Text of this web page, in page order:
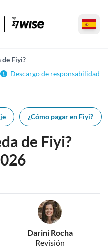
de Fiyi?
Descargo de responsabilidad
¿Cómo pagar en Fiyi?
de Fiyi?
Darini Rocha
Revisión